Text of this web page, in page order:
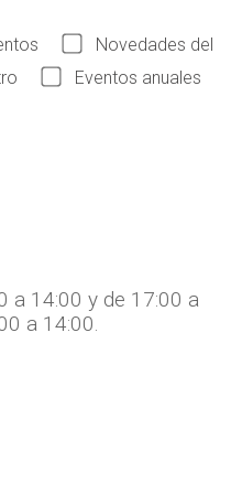
Novedades del
Eventos anuales
a 14:00 y de 17:00 a
a 14:00.